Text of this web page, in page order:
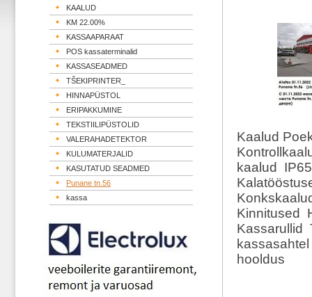
KAALUD
KM 22.00%
KASSAAPARAAT
POS kassaterminalid
KASSASEADMED
TŠEKIPRINTER_
HINNAPÜSTOL
ERIPAKKUMINE
TEKSTIILIPÜSTOLID
VALERAHADETEKTOR
KULUMATERJALID
KASUTATUD SEADMED
Punane tn.56
kassa
Kaalud
kaalud
Kinnitused
Kassarullid
hooldus